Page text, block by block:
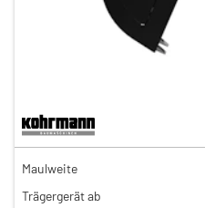
86,00 €
71,00 €
61,00 €
Maulweite
Trägergerät ab